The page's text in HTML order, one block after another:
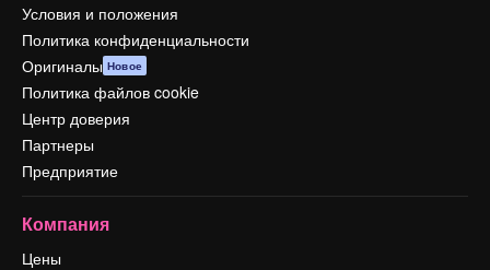
Условия и положения
Политика конфиденциальности
Оригиналы Новое
Политика файлов cookie
Центр доверия
Партнеры
Предприятие
Компания
Цены